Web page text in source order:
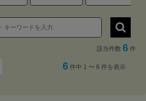
該当件数 6 件
6 件中 1 〜 6 件を表示